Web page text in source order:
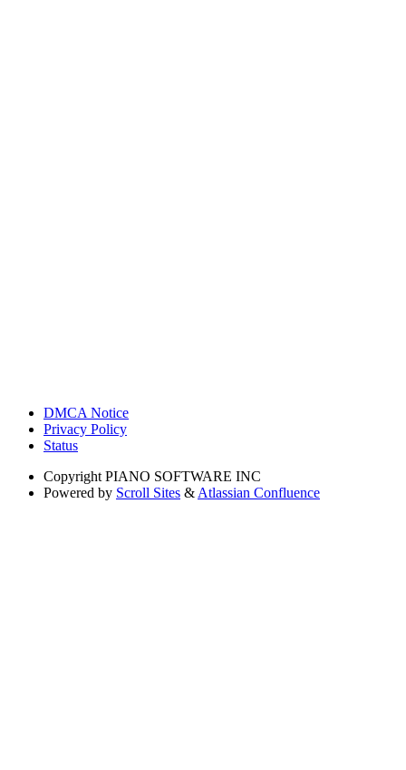
DMCA Notice
Privacy Policy
Status
Copyright PIANO SOFTWARE INC
Powered by Scroll Sites & Atlassian Confluence